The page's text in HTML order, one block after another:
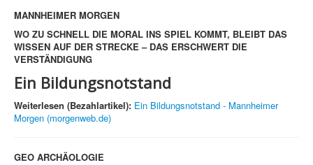
MANNHEIMER MORGEN
WO ZU SCHNELL DIE MORAL INS SPIEL KOMMT, BLEIBT DAS
WISSEN AUF DER STRECKE – DAS ERSCHWERT DIE
VERSTÄNDIGUNG
Ein Bildungsnotstand
Weiterlesen (Bezahlartikel): Ein Bildungsnotstand - Mannheimer
Morgen (morgenweb.de)
GEO ARCHÄOLOGIE